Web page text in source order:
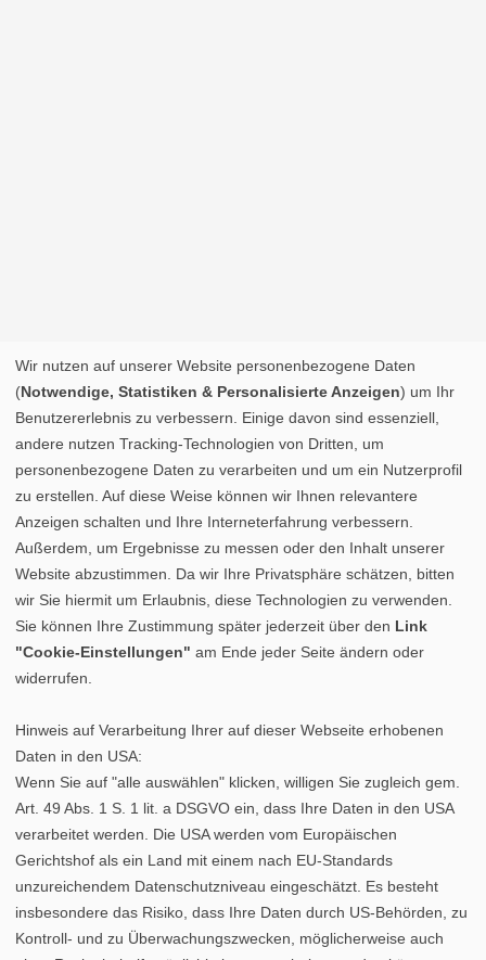
Wir nutzen auf unserer Website personenbezogene Daten
(Notwendige, Statistiken & Personalisierte Anzeigen) um Ihr
Benutzererlebnis zu verbessern. Einige davon sind essenziell,
andere nutzen Tracking-Technologien von Dritten, um
personenbezogene Daten zu verarbeiten und um ein Nutzerprofil
zu erstellen. Auf diese Weise können wir Ihnen relevantere
Anzeigen schalten und Ihre Interneterfahrung verbessern.
Außerdem, um Ergebnisse zu messen oder den Inhalt unserer
Website abzustimmen. Da wir Ihre Privatsphäre schätzen, bitten
wir Sie hiermit um Erlaubnis, diese Technologien zu verwenden.
Sie können Ihre Zustimmung später jederzeit über den Link
"Cookie-Einstellungen" am Ende jeder Seite ändern oder
widerrufen.
Hinweis auf Verarbeitung Ihrer auf dieser Webseite erhobenen
Daten in den USA:
Wenn Sie auf "alle auswählen" klicken, willigen Sie zugleich gem.
Art. 49 Abs. 1 S. 1 lit. a DSGVO ein, dass Ihre Daten in den USA
verarbeitet werden. Die USA werden vom Europäischen
Gerichtshof als ein Land mit einem nach EU-Standards
unzureichendem Datenschutzniveau eingeschätzt. Es besteht
insbesondere das Risiko, dass Ihre Daten durch US-Behörden, zu
Kontroll- und zu Überwachungszwecken, möglicherweise auch